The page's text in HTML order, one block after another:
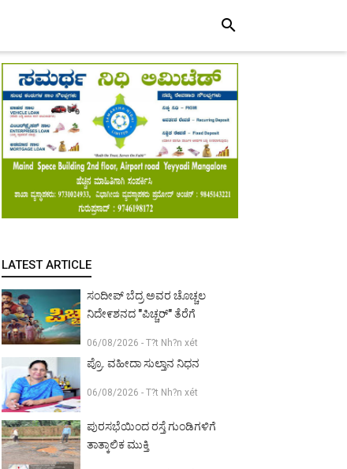
search
LATEST ARTICLE
ಸಂದೀಪ್ ಬೆದ್ರ ಅವರ ಚೊಚ್ಚಲ
ನಿದೇ೯ಶನದ "ಪಿಚ್ಚರ್" ತೆರೆಗೆ
06/08/2026 - T?t Nh?n xét
ಪ್ರೊ. ವಹೀದಾ ಸುಲ್ತಾನ ನಿಧನ
06/08/2026 - T?t Nh?n xét
ಪುರಸಭೆಯಿಂದ ರಸ್ತೆ ಗುಂಡಿಗಳಿಗೆ
ತಾತ್ಕಾಲಿಕ ಮುಕ್ತಿ